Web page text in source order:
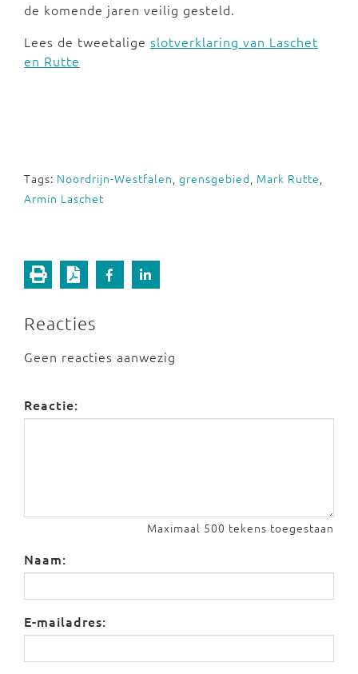
de komende jaren veilig gesteld.
Lees de tweetalige slotverklaring van Laschet
en Rutte
Tags: Noordrijn-Westfalen, grensgebied, Mark Rutte,
Armin Laschet
Reacties
Geen reacties aanwezig
Reactie:
Maximaal 500 tekens toegestaan
Naam:
E-mailadres: